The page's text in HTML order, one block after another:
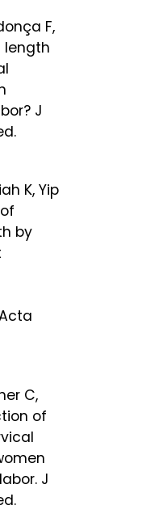
F,
length
J
K, Yip
by
C,
of
J